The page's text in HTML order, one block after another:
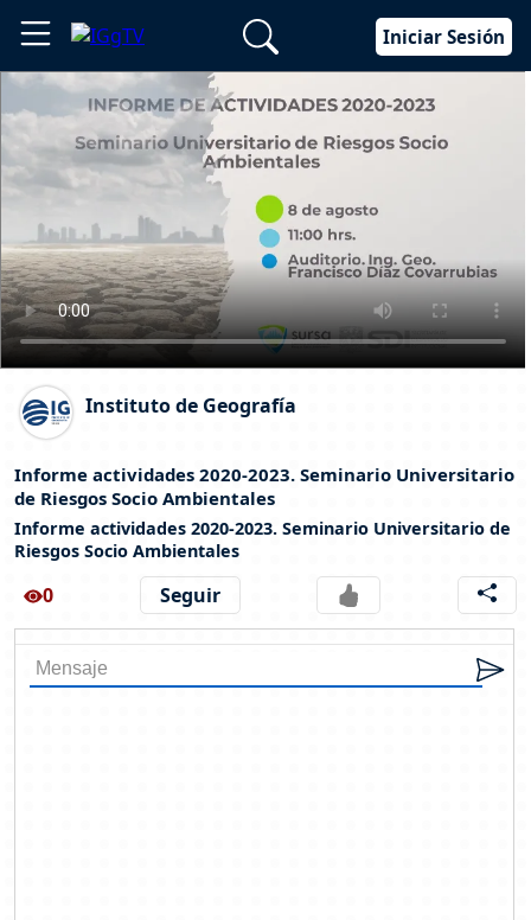
Iniciar Sesión
Instituto de Geografía
Informe actividades 2020-2023. Seminario Universitario
de Riesgos Socio Ambientales
Informe actividades 2020-2023. Seminario Universitario de
Riesgos Socio Ambientales
0 Seguir